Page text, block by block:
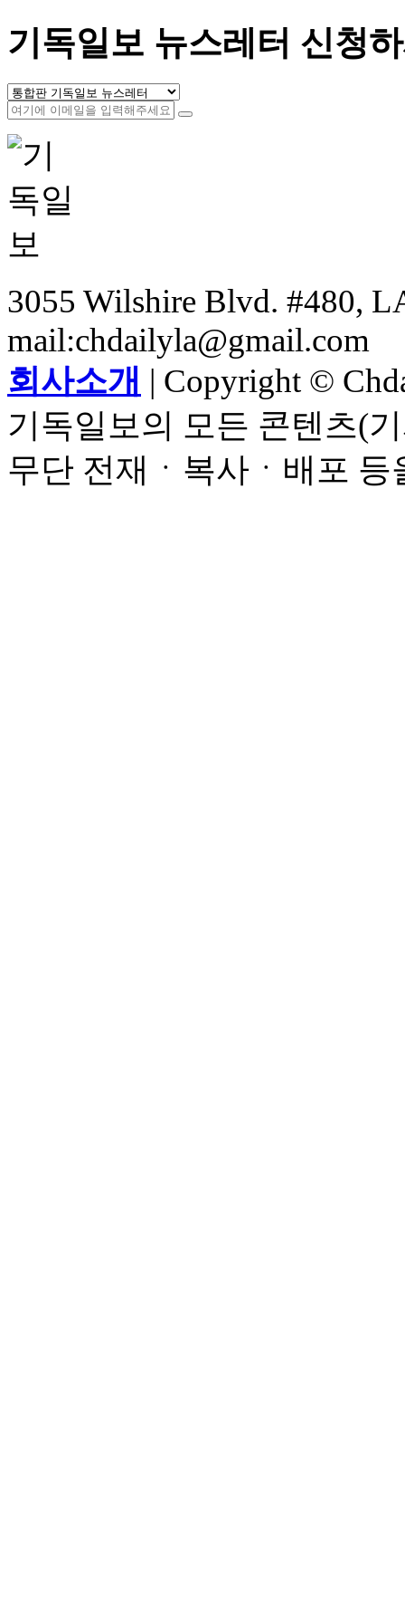
기독일보 뉴스레터 신청
3055 Wilshire Blvd. #480,
mail:chdailyla@gmail.com
회사소개 | Copyright ©
기독일보의 모든 콘텐츠(
무단 전재ㆍ복사ㆍ배포 등